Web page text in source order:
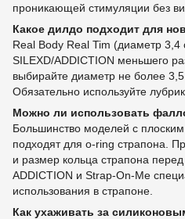
проникающей стимуляции без
Какое дилдо подходит для
Real Body Real Tim (диаметр
SILEXD/ADDICTION меньшего
выбирайте диаметр не более
Обязательно используйте
Можно ли использовать
Большинство моделей с
подходят для o-ring страпона.
и размер кольца страпона перед
ADDICTION и Strap-On-Me
использования в страпоне.
Как ухаживать за